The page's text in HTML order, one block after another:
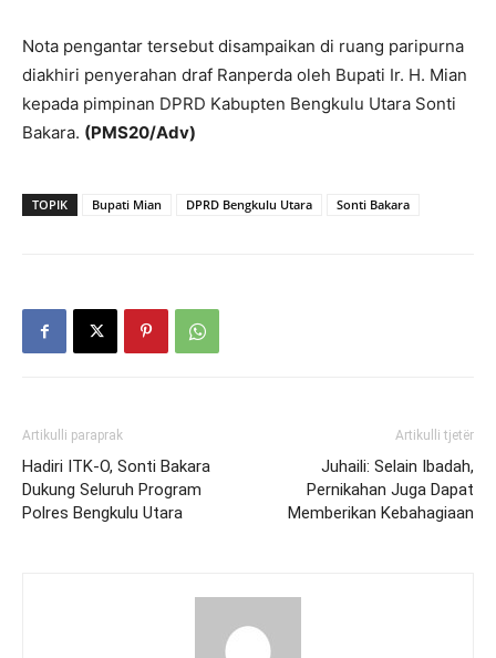
Nota pengantar tersebut disampaikan di ruang paripurna
diakhiri penyerahan draf Ranperda oleh Bupati Ir. H. Mian
kepada pimpinan DPRD Kabupten Bengkulu Utara Sonti
Bakara. (PMS20/Adv)
TOPIK Bupati Mian DPRD Bengkulu Utara Sonti Bakara
Artikulli paraprak
Hadiri ITK-O, Sonti Bakara
Dukung Seluruh Program
Polres Bengkulu Utara
Artikulli tjetër
Juhaili: Selain Ibadah,
Pernikahan Juga Dapat
Memberikan Kebahagiaan